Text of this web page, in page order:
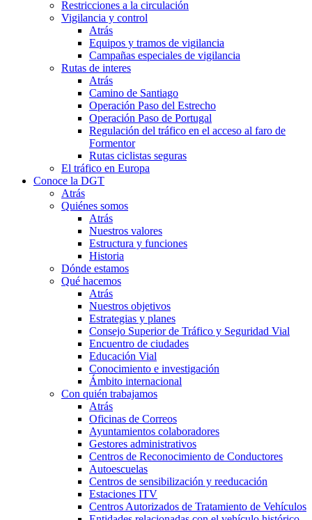
Restricciones a la circulación
Vigilancia y control
Atrás
Equipos y tramos de vigilancia
Campañas especiales de vigilancia
Rutas de interes
Atrás
Camino de Santiago
Operación Paso del Estrecho
Operación Paso de Portugal
Regulación del tráfico en el acceso al faro de
Formentor
Rutas ciclistas seguras
El tráfico en Europa
Conoce la DGT
Atrás
Quiénes somos
Atrás
Nuestros valores
Estructura y funciones
Historia
Dónde estamos
Qué hacemos
Atrás
Nuestros objetivos
Estrategias y planes
Consejo Superior de Tráfico y Seguridad Vial
Encuentro de ciudades
Educación Vial
Conocimiento e investigación
Ámbito internacional
Con quién trabajamos
Atrás
Oficinas de Correos
Ayuntamientos colaboradores
Gestores administrativos
Centros de Reconocimiento de Conductores
Autoescuelas
Centros de sensibilización y reeducación
Estaciones ITV
Centros Autorizados de Tratamiento de Vehículos